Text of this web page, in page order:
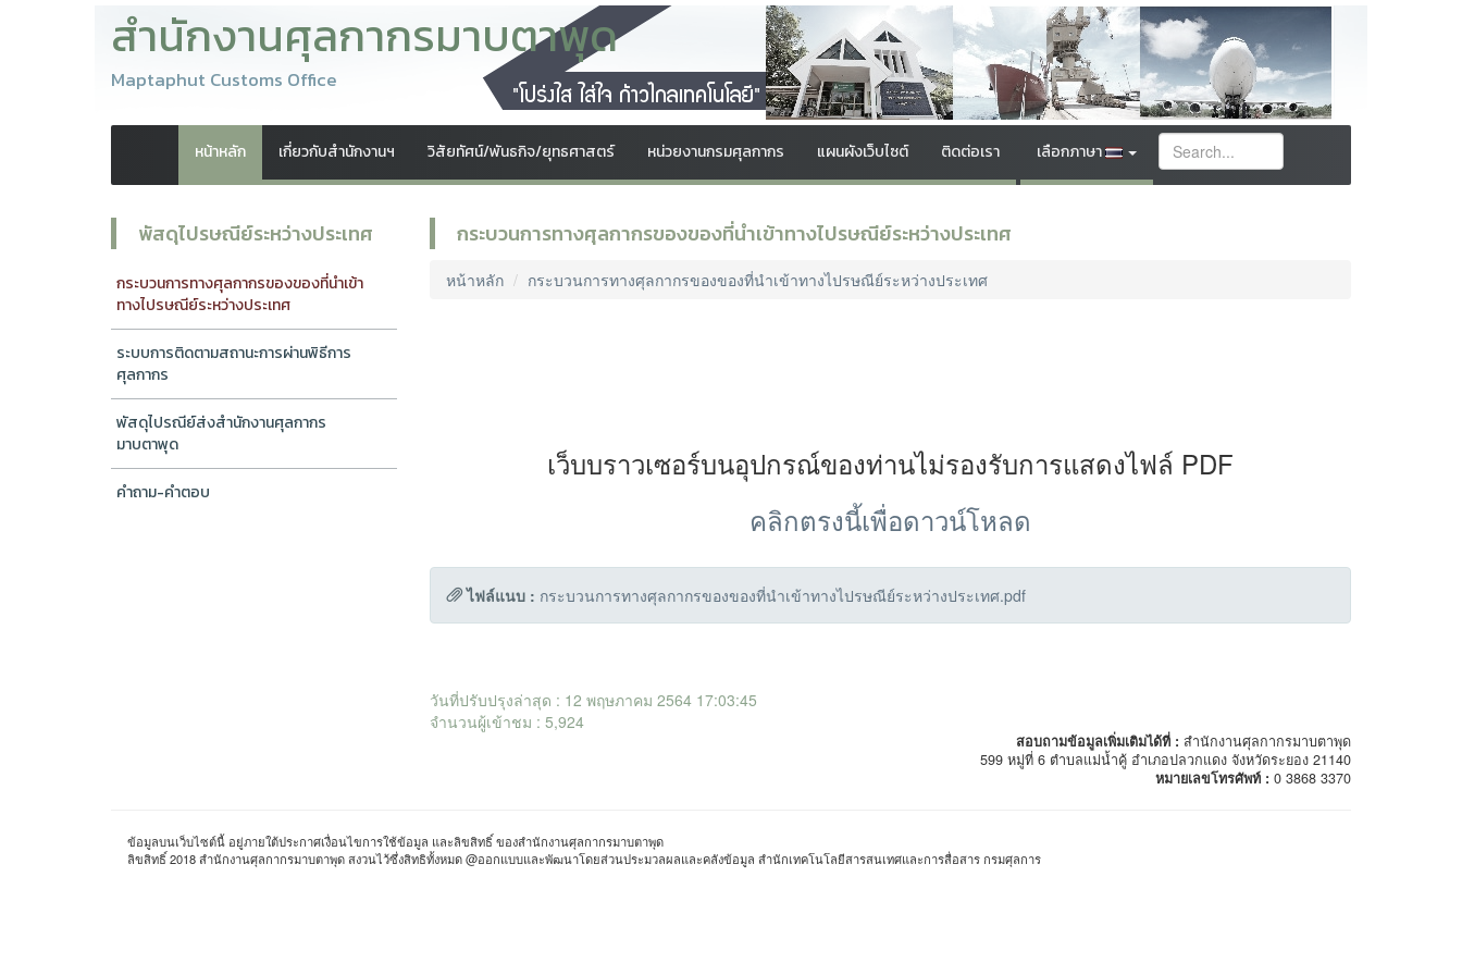
สำนักงานศุลกากรมาบตาพุด
Maptaphut Customs Office
หน้าหลัก เกี่ยวกับสำนักงานฯ วิสัยทัศน์/พันธกิจ/ยุทธศาสตร์ หน่วยงานกรมศุลกากร แผนผังเว็บไซต์ ติดต่อเรา เลือกภาษา
พัสดุไปรษณีย์ระหว่างประเทศ
กระบวนการทางศุลกากรของของที่นำเข้า
ทางไปรษณีย์ระหว่างประเทศ
ระบบการติดตามสถานะการผ่านพิธีการ
ศุลกากร
พัสดุไปรณีย์ส่งสำนักงานศุลกากร
มาบตาพุด
คำถาม-คำตอบ
กระบวนการทางศุลกากรของของที่นำเข้าทางไปรษณีย์ระหว่างประเทศ
หน้าหลัก กระบวนการทางศุลกากรของของที่นำเข้าทางไปรษณีย์ระหว่างประเทศ
เว็บบราวเซอร์บนอุปกรณ์ของท่านไม่รองรับการแสดงไฟล์ PDF
คลิกตรงนี้เพื่อดาวน์โหลด
ไฟล์แนบ : กระบวนการทางศุลกากรของของที่นำเข้าทางไปรษณีย์ระหว่างประเทศ.pdf
วันที่ปรับปรุงล่าสุด : 12 พฤษภาคม 2564 17:03:45
จำนวนผู้เข้าชม : 5,924
สอบถามข้อมูลเพิ่มเติมได้ที่ : สำนักงานศุลกากรมาบตาพุด
599 หมู่ที่ 6 ตำบลแม่น้ำคู้ อำเภอปลวกแดง จังหวัดระยอง 21140
หมายเลขโทรศัพท์ : 0 3868 3370
ข้อมูลบนเว็บไซต์นี้ อยู่ภายใต้ประกาศเงื่อนไขการใช้ข้อมูล และลิขสิทธิ์ ของสำนักงานศุลกากรมาบตาพุด
ลิขสิทธิ์ 2018 สำนักงานศุลกากรมาบตาพุด สงวนไว้ซึ่งสิทธิทั้งหมด @ออกแบบและพัฒนาโดยส่วนประมวลผลและคลังข้อมูล สำนักเทคโนโลยีสารสนเทศและการสื่อสาร กรมศุลการ